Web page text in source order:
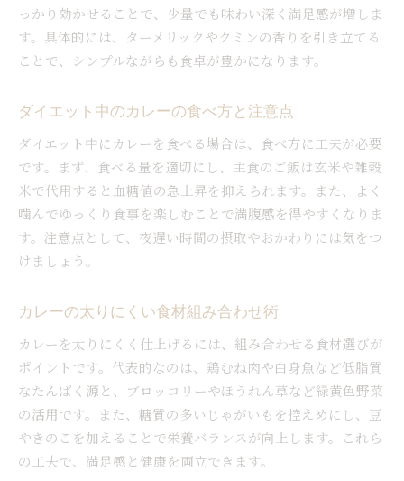
っかり効かせることで、少量でも味わい深く満足感が増しま
す。具体的には、ターメリックやクミンの香りを引き立てる
ことで、シンプルながらも食卓が豊かになります。
ダイエット中のカレーの食べ方と注意点
ダイエット中にカレーを食べる場合は、食べ方に工夫が必要
です。まず、食べる量を適切にし、主食のご飯は玄米や雑穀
米で代用すると血糖値の急上昇を抑えられます。また、よく
噛んでゆっくり食事を楽しむことで満腹感を得やすくなりま
す。注意点として、夜遅い時間の摂取やおかわりには気をつ
けましょう。
カレーの太りにくい食材組み合わせ術
カレーを太りにくく仕上げるには、組み合わせる食材選びが
ポイントです。代表的なのは、鶏むね肉や白身魚など低脂質
なたんぱく源と、ブロッコリーやほうれん草など緑黄色野菜
の活用です。また、糖質の多いじゃがいもを控えめにし、豆
やきのこを加えることで栄養バランスが向上します。これら
の工夫で、満足感と健康を両立できます。